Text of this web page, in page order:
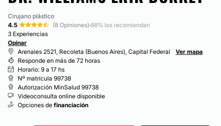
Cirujano plástico
4.5
(8 Opiniones)·88% los recomiendan
3 Experiencias
Opinar
Arenales 2521, Recoleta (Buenos Aires), Capital Federal
Ver mapa
Responde en más de 72 horas
Horario: 9 a 17 hs
Nº matrícula 99738
Autorización MinSalud 99738
Videoconsulta online disponible
Opciones de financiación